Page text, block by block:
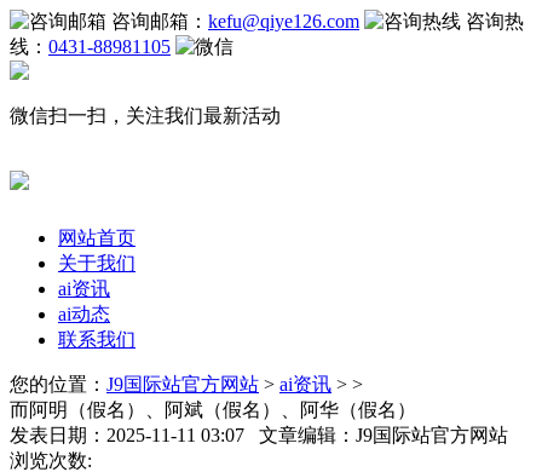
咨询邮箱： kefu@qiye126.com
咨询热
线： 0431-88981105
微信扫一扫，关注我们最新活动
网站首页
关于我们
ai资讯
ai动态
联系我们
您的位置： J9国际站官方网站 > ai资讯 > >
而阿明（假名）、阿斌（假名）、阿华（假名）
发表日期：2025-11-11 03:07 文章编辑：J9国际站官方网站
浏览次数: